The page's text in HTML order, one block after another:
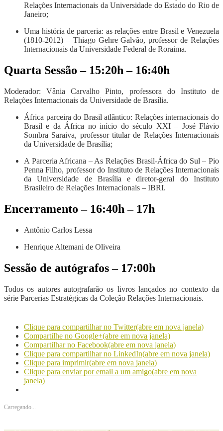
Relações Internacionais da Universidade do Estado do Rio de
Janeiro;
Uma história de parceria: as relações entre Brasil e Venezuela
(1810-2012) – Thiago Gehre Galvão, professor de Relações
Internacionais da Universidade Federal de Roraima.
Quarta Sessão – 15:20h – 16:40h
Moderador: Vânia Carvalho Pinto, professora do Instituto de
Relações Internacionais da Universidade de Brasília.
África parceira do Brasil atlântico: Relações internacionais do
Brasil e da África no início do século XXI – José Flávio
Sombra Saraiva, professor titular de Relações Internacionais
da Universidade de Brasília;
A Parceria Africana – As Relações Brasil-África do Sul – Pio
Penna Filho, professor do Instituto de Relações Internacionais
da Universidade de Brasília e diretor-geral do Instituto
Brasileiro de Relações Internacionais – IBRI.
Encerramento – 16:40h – 17h
Antônio Carlos Lessa
Henrique Altemani de Oliveira
Sessão de autógrafos – 17:00h
Todos os autores autografarão os livros lançados no contexto da
série Parcerias Estratégicas da Coleção Relações Internacionais.
Clique para compartilhar no Twitter(abre em nova janela)
Compartilhe no Google+(abre em nova janela)
Compartilhar no Facebook(abre em nova janela)
Clique para compartilhar no LinkedIn(abre em nova janela)
Clique para imprimir(abre em nova janela)
Clique para enviar por email a um amigo(abre em nova
janela)
Carregando...